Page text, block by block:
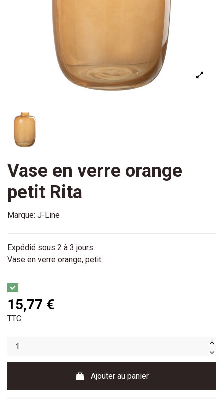
Vase en verre orange
petit Rita
Marque: J-Line
Expédié sous 2 à 3 jours
Vase en verre orange, petit.
15,77 €
TTC
Ajouter au panier